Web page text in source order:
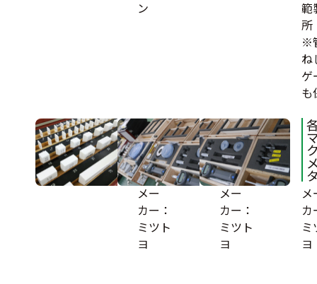
ン
範
所
※
ね
ゲ
も
ブ
ロッ
ク
ゲー
ジ
メー
カー：
ミツト
ヨ
三点
マイ
クロ
メー
タ
メー
カー：
ミツト
ヨ
メ
カ
ミ
ヨ